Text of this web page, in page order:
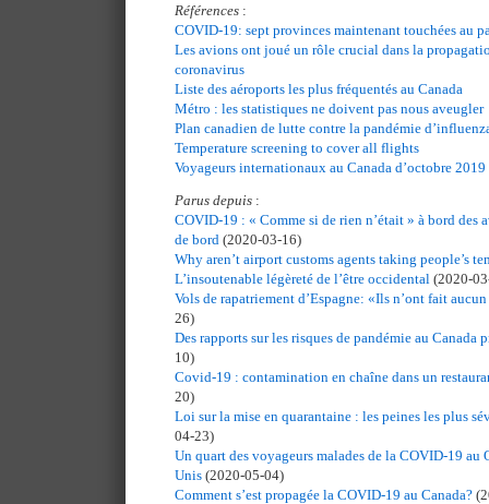
Références :
COVID-19: sept provinces maintenant touchées au
Les avions ont joué un rôle crucial dans la
coronavirus
Liste des aéroports les plus fréquentés au Canada
Métro : les statistiques ne doivent pas nous aveugler
Plan canadien de lutte contre la pandémie
Temperature screening to cover all flights
Voyageurs internationaux au Canada d’octobre
Parus depuis :
COVID-19 : « Comme si de rien n’était » à bord des
de bord (2020-03-16)
Why aren’t airport customs agents taking people’s
L’insoutenable légèreté de l’être occidental (2020-
Vols de rapatriement d’Espagne: «Ils n’ont fait
26)
Des rapports sur les risques de pandémie au Canada
10)
Covid-19 : contamination en chaîne dans un
20)
Loi sur la mise en quarantaine : les peines les plus
04-23)
Un quart des voyageurs malades de la COVID-19 au
Unis (2020-05-04)
Comment s’est propagée la COVID-19 au Canada?